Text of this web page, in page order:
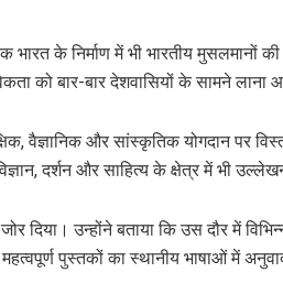
के निर्माण में भी भारतीय मुसलमानों
को बार-बार देशवासियों के सामने लाना
वैज्ञानिक और सांस्कृतिक योगदान पर
दर्शन और साहित्य के क्षेत्र में भी
दिया। उन्होंने बताया कि उस दौर में
पुस्तकों का स्थानीय भाषाओं में